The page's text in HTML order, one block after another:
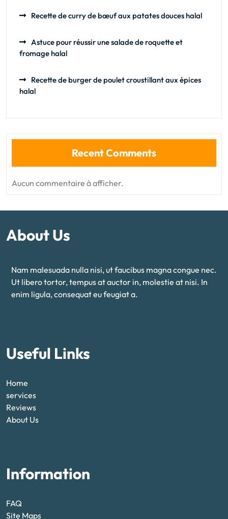
Recette de curry de bœuf aux patates douces halal
Astuce pour réussir une salade de roquette et
fromage halal
Recette de burger de poulet croustillant aux épices
halal
Recent Comments
Aucun commentaire à afficher.
About Us
Nam malesuada nulla nisi, ut faucibus magna congue nec.
Ut libero tortor, tempus at auctor in, molestie at nisi. In
enim ligula, consequat eu feugiat a.
Useful Links
Home
services
Reviews
About Us
Information
FAQ
Site Maps